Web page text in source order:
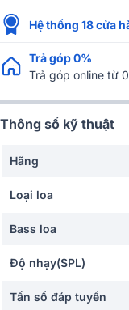
Hệ thống 18 cửa
Trả góp 0%
Trả góp online từ
Thông số kỹ thuật
Hãng
Loại loa
Bass loa
Độ nhạy(SPL)
Tần số đáp tuyến